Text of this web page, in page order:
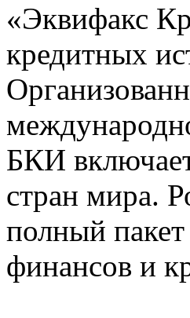
«Эквифакс
кредитных
БКИ
стран мира.
полный пакет
финансов и